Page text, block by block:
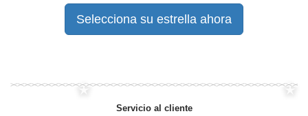
Selecciona su estrella ahora
Servicio al cliente